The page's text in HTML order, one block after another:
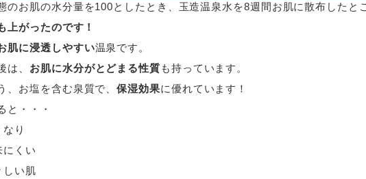
のお肌の水分量を100としたとき、玉造温泉水を8週間お肌に散布したと
上がったのです！
肌に浸透しやすい温泉です。
は、 お肌に水分がとどまる性質 も持っています。
、お塩を含む泉質で、保湿効果に優れています！
と・・・
り
にくい
しい肌